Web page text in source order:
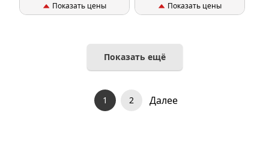
Показать цены Показать цены
Показать ещё
1 2 Далее